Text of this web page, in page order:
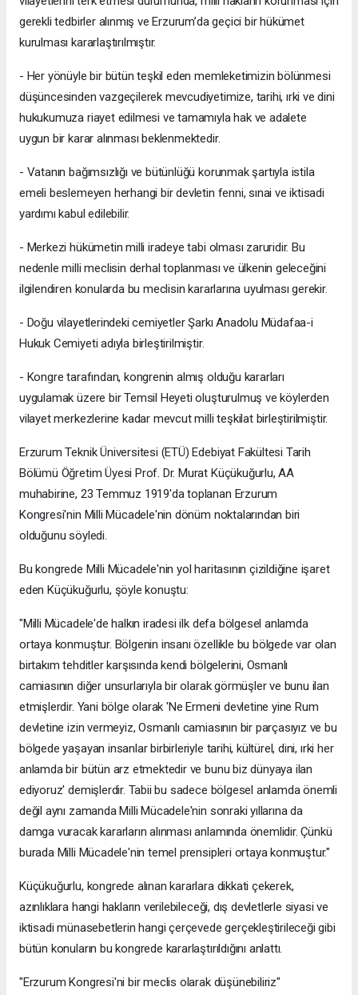
gerekli tedbirler alınmış ve Erzurum’da geçici bir hükümet
kurulması kararlaştırılmıştır.
- Her yönüyle bir bütün teşkil eden memleketimizin bölünmesi
düşüncesinden vazgeçilerek mevcudiyetimize, tarihi, ırki ve dini
hukukumuza riayet edilmesi ve tamamıyla hak ve adalete
uygun bir karar alınması beklenmektedir.
- Vatanın bağımsızlığı ve bütünlüğü korunmak şartıyla istila
emeli beslemeyen herhangi bir devletin fenni, sınai ve iktisadi
yardımı kabul edilebilir.
- Merkezi hükümetin milli iradeye tabi olması zaruridir. Bu
nedenle milli meclisin derhal toplanması ve ülkenin geleceğini
ilgilendiren konularda bu meclisin kararlarına uyulması gerekir.
- Doğu vilayetlerindeki cemiyetler Şarkı Anadolu Müdafaa-i
Hukuk Cemiyeti adıyla birleştirilmiştir.
- Kongre tarafından, kongrenin almış olduğu kararları
uygulamak üzere bir Temsil Heyeti oluşturulmuş ve köylerden
vilayet merkezlerine kadar mevcut milli teşkilat birleştirilmiştir.
Erzurum Teknik Üniversitesi (ETÜ) Edebiyat Fakültesi Tarih
Bölümü Öğretim Üyesi Prof. Dr. Murat Küçükuğurlu, AA
muhabirine, 23 Temmuz 1919'da toplanan Erzurum
Kongresi'nin Milli Mücadele'nin dönüm noktalarından biri
olduğunu söyledi.
Bu kongrede Milli Mücadele'nin yol haritasının çizildiğine işaret
eden Küçükuğurlu, şöyle konuştu:
"Milli Mücadele'de halkın iradesi ilk defa bölgesel anlamda
ortaya konmuştur. Bölgenin insanı özellikle bu bölgede var olan
birtakım tehditler karşısında kendi bölgelerini, Osmanlı
camiasının diğer unsurlarıyla bir olarak görmüşler ve bunu ilan
etmişlerdir. Yani bölge olarak 'Ne Ermeni devletine yine Rum
devletine izin vermeyiz, Osmanlı camiasının bir parçasıyız ve bu
bölgede yaşayan insanlar birbirleriyle tarihi, kültürel, dini, ırki her
anlamda bir bütün arz etmektedir ve bunu biz dünyaya ilan
ediyoruz' demişlerdir. Tabii bu sadece bölgesel anlamda önemli
değil aynı zamanda Milli Mücadele'nin sonraki yıllarına da
damga vuracak kararların alınması anlamında önemlidir. Çünkü
burada Milli Mücadele'nin temel prensipleri ortaya konmuştur."
Küçükuğurlu, kongrede alınan kararlara dikkati çekerek,
azınlıklara hangi hakların verilebileceği, dış devletlerle siyasi ve
iktisadi münasebetlerin hangi çerçevede gerçekleştirileceği gibi
bütün konuların bu kongrede kararlaştırıldığını anlattı.
"Erzurum Kongresi'ni bir meclis olarak düşünebiliriz"